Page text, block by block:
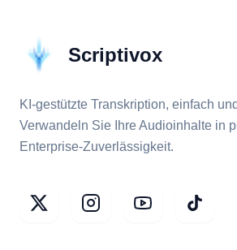
Scriptivox
KI-gestützte Transkription, einfach
Verwandeln Sie Ihre Audioinhalte in
Enterprise-Zuverlässigkeit.